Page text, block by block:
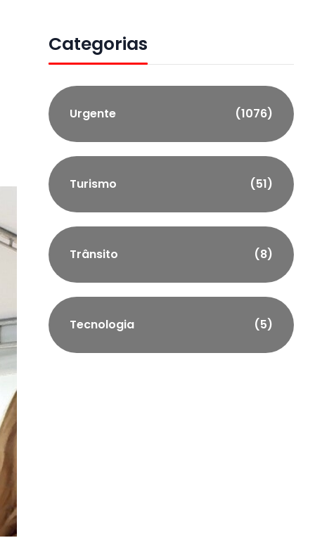
Categorias
Urgente (1076)
Turismo (51)
Trânsito (8)
Tecnologia (5)